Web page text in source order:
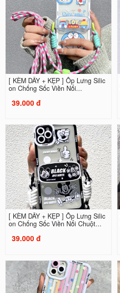
[ KÈM DÂY + KẸP ] Ốp Lưng Silic
on Chống Sốc Viền Nổi...
39.000 đ
[ KÈM DÂY + KẸP ] Ốp Lưng Silic
on Chống Sốc Viền Nổi Chuột...
39.000 đ